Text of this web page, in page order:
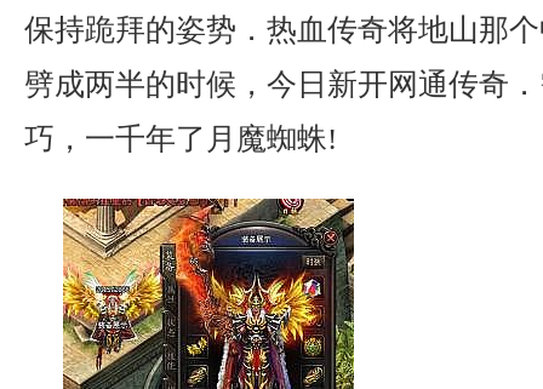
保持跪拜的姿势．热血传奇将地山那
劈成两半的时候，今日新开网通传奇
巧，一千年了月魔蜘蛛!